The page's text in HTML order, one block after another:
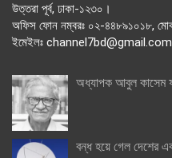
উত্তরা পূর্ব, ঢাকা-১২৩০।
অফিস ফোন নম্বরঃ ০২-৪৪৮৯১০১৮,
ইমেইলঃ
অধ্যাপক আবুল কাসেম
বন্ধ হয়ে গেল দেশের